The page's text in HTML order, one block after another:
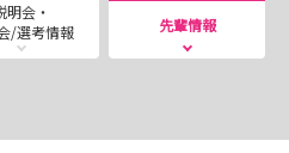
明会・
/選考情報
先輩情報